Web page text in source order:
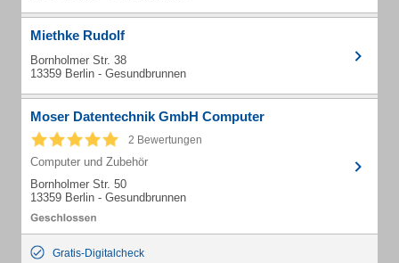
Miethke Rudolf
Bornholmer Str. 38
13359 Berlin - Gesundbrunnen
Moser Datentechnik GmbH Computer
2 Bewertungen
Computer und Zubehör
Bornholmer Str. 50
13359 Berlin - Gesundbrunnen
Gratis-Digitalcheck